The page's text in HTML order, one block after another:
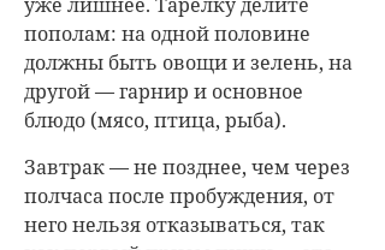
пополам: на одной половине
должны быть овощи и зелень, на
другой — гарнир и основное
блюдо (мясо, птица, рыба).
Завтрак — не позднее, чем через
полчаса после пробуждения, от
него нельзя отказываться, так